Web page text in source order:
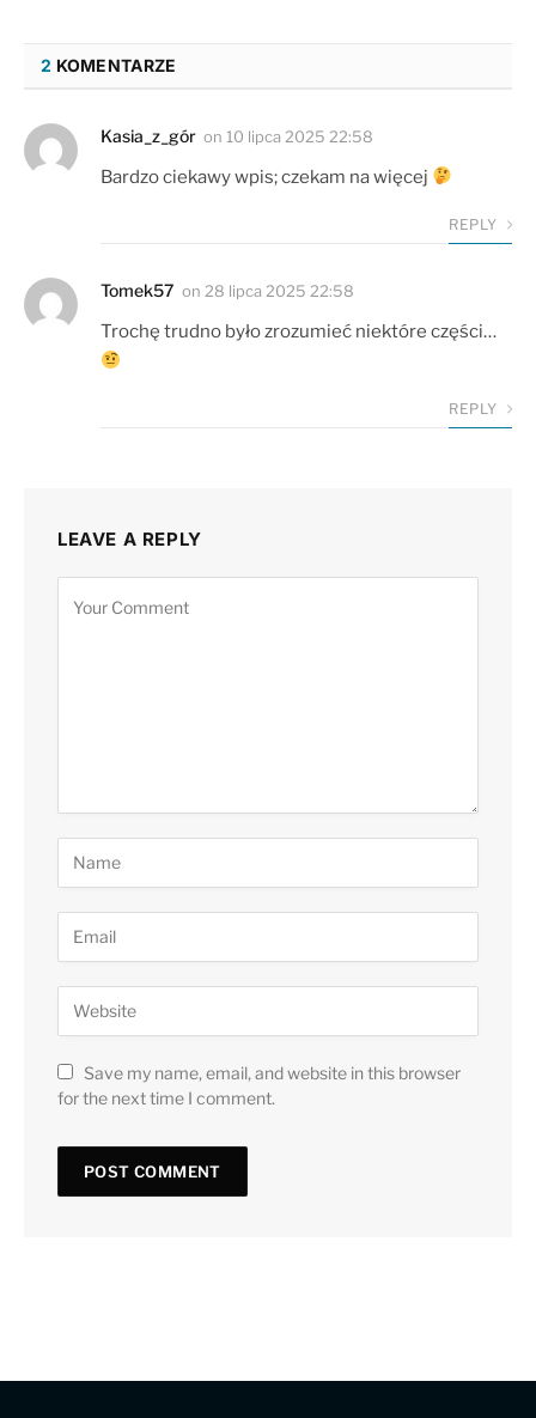
2 KOMENTARZE
Kasia_z_gór on 10 lipca 2025 22:58
Bardzo ciekawy wpis; czekam na więcej
REPLY
Tomek57 on 28 lipca 2025 22:58
Trochę trudno było zrozumieć niektóre części…
REPLY
LEAVE A REPLY
Save my name, email, and website in this browser
for the next time I comment.